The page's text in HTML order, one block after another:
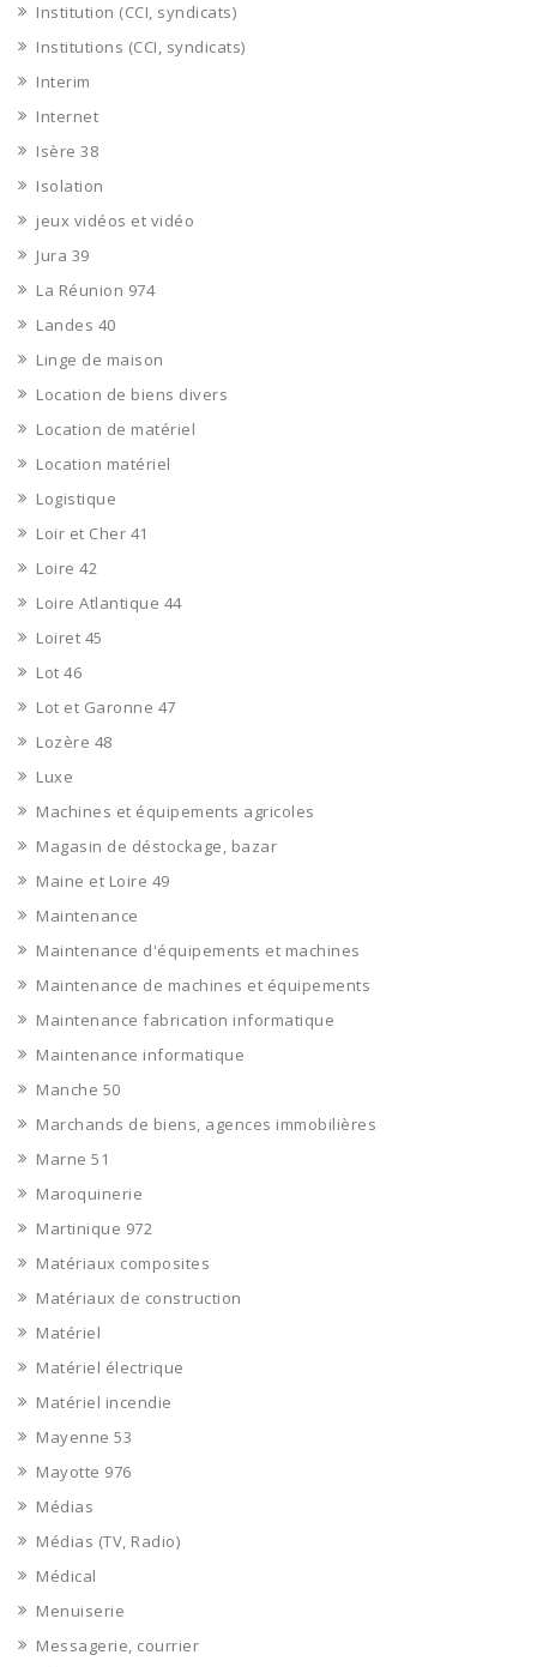
Institution (CCI, syndicats)
Institutions (CCI, syndicats)
Interim
Internet
Isère 38
Isolation
jeux vidéos et vidéo
Jura 39
La Réunion 974
Landes 40
Linge de maison
Location de biens divers
Location de matériel
Location matériel
Logistique
Loir et Cher 41
Loire 42
Loire Atlantique 44
Loiret 45
Lot 46
Lot et Garonne 47
Lozère 48
Luxe
Machines et équipements agricoles
Magasin de déstockage, bazar
Maine et Loire 49
Maintenance
Maintenance d'équipements et machines
Maintenance de machines et équipements
Maintenance fabrication informatique
Maintenance informatique
Manche 50
Marchands de biens, agences immobilières
Marne 51
Maroquinerie
Martinique 972
Matériaux composites
Matériaux de construction
Matériel
Matériel électrique
Matériel incendie
Mayenne 53
Mayotte 976
Médias
Médias (TV, Radio)
Médical
Menuiserie
Messagerie, courrier